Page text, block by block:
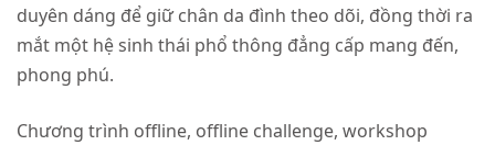
duyên dáng để giữ chân da đình theo dõi, đồng thời ra
mắt một hệ sinh thái phổ thông đẳng cấp mang đến,
phong phú.
Chương trình offline, offline challenge, workshop